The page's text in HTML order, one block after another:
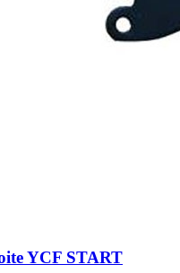
YCF START